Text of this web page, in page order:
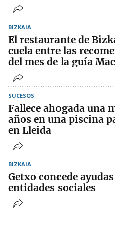
BIZKAIA
El restaurante de
cuela entre las
del mes de la guía
SUCESOS
Fallece ahogada una
años en una piscina
en Lleida
BIZKAIA
Getxo concede
entidades sociales